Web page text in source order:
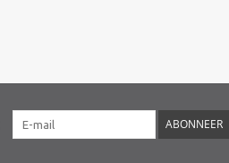
ABONNEER